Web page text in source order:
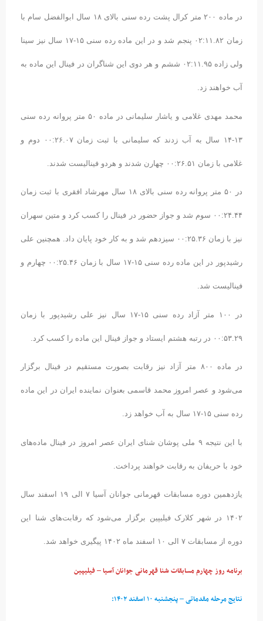
در ماده ۲۰۰ متر کرال پشت رده سنی بالای ۱۸ سال ابوالفضل سام با
زمان ۰۲:۱۱.۸۲ پنجم شد و در این ماده رده سنی ۱۵-۱۷ سال نیز سینا
ولی زاده ۰۲:۱۱.۹۵ ششم و هر دوی این شناگران در فینال این ماده به
آب خواهند زد.
محمد مهدی غلامی و یاشار سلیمانی در ماده ۵۰ متر پروانه رده سنی
۱۳-۱۴ سال به آب زدند که سلیمانی با ثبت زمان ۰۰:۲۶.۰۷ دوم و
غلامی با زمان ۰۰:۲۶.۵۱ چهارن شدند و هردو فینالیست شدند.
در ۵۰ متر پروانه رده سنی بالای ۱۸ سال مهرشاد افقری با ثبت زمان
۰۰:۲۴.۴۴ سوم شد و جواز حضور در فینال را کسب کرد و متین سهران
نیز با زمان ۰۰:۲۵.۳۶ سیزدهم شد و به کار خود پایان داد. همچنین علی
رشیدپور در این ماده رده سنی ۱۵-۱۷ سال با زمان ۰۰:۲۵.۴۶ چهارم و
فینالیست شد.
در ۱۰۰ متر آزاد رده سنی ۱۵-۱۷ سال نیز علی رشیدپور با زمان
۰۰:۵۳.۲۹ در رتبه هشتم ایستاد و جواز فینال این ماده را کسب کرد.
در ماده ۸۰۰ متر آزاد نیز رقابت بصورت مستقیم در فینال برگزار
می‌شود و عصر امروز محمد قاسمی بعنوان نماینده ایران در این ماده
رده سنی ۱۵-۱۷ سال به آب خواهد زد.
با این نتیجه ۹ ملی پوشان شنای ایران عصر امروز در فینال ماده‌های
خود با حریفان به رقابت خواهند پرداخت.
یازدهمین دوره مسابقات قهرمانی جوانان آسیا ۷ الی ۱۹ اسفند سال
۱۴۰۲ در شهر کلارک فیلیپین برگزار می‌شود که رقابت‌های شنا این
دوره از مسابقات ۷ الی ۱۰ اسفند ماه ۱۴۰۲ پیگیری خواهد شد.
برنامه روز چهارم مسابقات شنا قهرمانی جوانان آسیا – فیلیپین
نتایج مرحله مقدماتی – پنجشنبه ۱۰ اسفند ۱۴۰۲: